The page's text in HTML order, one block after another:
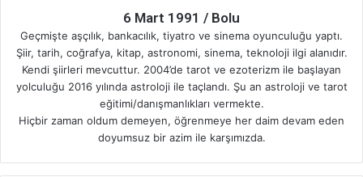
6 Mart 1991 / Bolu
Geçmişte aşçılık, bankacılık, tiyatro ve sinema oyunculuğu yaptı.
Şiir, tarih, coğrafya, kitap, astronomi, sinema, teknoloji ilgi alanıdır.
Kendi şiirleri mevcuttur. 2004’de tarot ve ezoterizm ile başlayan
yolculuğu 2016 yılında astroloji ile taçlandı. Şu an astroloji ve tarot
eğitimi/danışmanlıkları vermekte.
Hiçbir zaman oldum demeyen, öğrenmeye her daim devam eden
doyumsuz bir azim ile karşımızda.